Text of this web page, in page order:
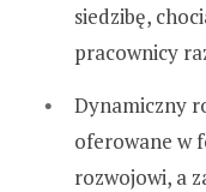
siedzibę,
pracownicy
Dynamiczny
oferowane w
rozwojowi, a